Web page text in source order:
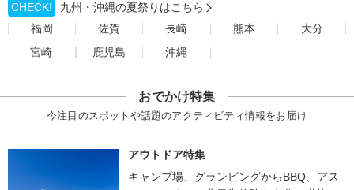
CHECK!
九州・沖縄の夏祭りはこちら
福岡
佐賀 長崎 熊本
大分
宮崎
鹿児島 沖縄
おでかけ特集
今注目のスポットや話題のアクティビティ情報をお届け
アウトドア特集
キャンプ場、グランピングからBBQ、アス